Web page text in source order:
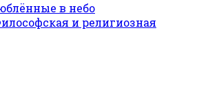
и религиозная